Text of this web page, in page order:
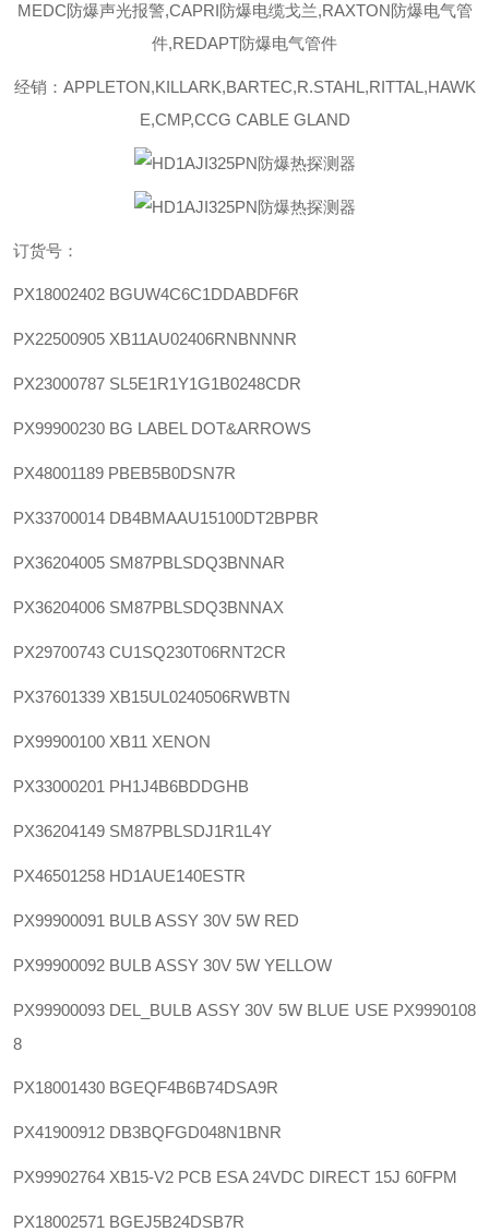
MEDC防爆声光报警,CAPRI防爆电缆戈兰,RAXTON防爆电气管
件,REDAPT防爆电气管件
经销：APPLETON,KILLARK,BARTEC,R.STAHL,RITTAL,HAWK
E,CMP,CCG CABLE GLAND
订货号：
PX18002402 BGUW4C6C1DDABDF6R
PX22500905 XB11AU02406RNBNNNR
PX23000787 SL5E1R1Y1G1B0248CDR
PX99900230 BG LABEL DOT&ARROWS
PX48001189 PBEB5B0DSN7R
PX33700014 DB4BMAAU15100DT2BPBR
PX36204005 SM87PBLSDQ3BNNAR
PX36204006 SM87PBLSDQ3BNNAX
PX29700743 CU1SQ230T06RNT2CR
PX37601339 XB15UL0240506RWBTN
PX99900100 XB11 XENON
PX33000201 PH1J4B6BDDGHB
PX36204149 SM87PBLSDJ1R1L4Y
PX46501258 HD1AUE140ESTR
PX99900091 BULB ASSY 30V 5W RED
PX99900092 BULB ASSY 30V 5W YELLOW
PX99900093 DEL_BULB ASSY 30V 5W BLUE USE PX9990108
8
PX18001430 BGEQF4B6B74DSA9R
PX41900912 DB3BQFGD048N1BNR
PX99902764 XB15-V2 PCB ESA 24VDC DIRECT 15J 60FPM
PX18002571 BGEJ5B24DSB7R